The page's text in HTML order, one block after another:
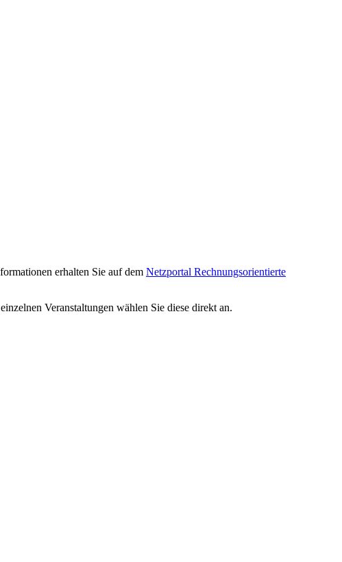
erhalten Sie auf dem Netzportal Rechnungsorientierte
Veranstaltungen wählen Sie diese direkt an.